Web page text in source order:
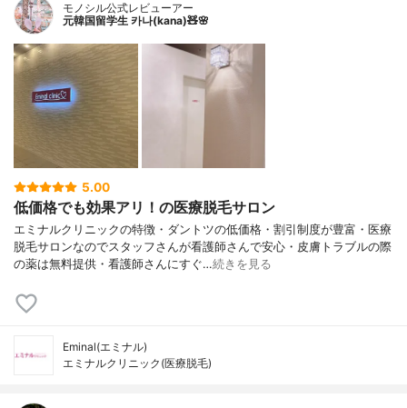
モノシル公式レビューアー
元韓国留学生 카나(kana)🧸🌸
5.00
低価格でも効果アリ！の医療脱毛サロン
エミナルクリニックの特徴・ダントツの低価格・割引制度が豊富・医療
脱毛サロンなのでスタッフさんが看護師さんで安心・皮膚トラブルの際
の薬は無料提供・看護師さんにすぐ…続きを見る
Eminal(エミナル)
エミナルクリニック(医療脱毛)